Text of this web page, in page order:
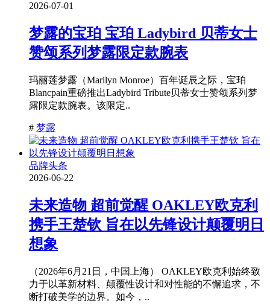
2026-07-01
梦露的宝珀 宝珀 Ladybird 贝蒂女士
赞颂系列梦露限定款腕表
玛丽莲梦露（Marilyn Monroe）百年诞辰之际，宝珀
Blancpain重磅推出Ladybird Tribute贝蒂女士赞颂系列梦
露限定款腕表。该限定..
# 梦露
品牌头条
2026-06-22
未来造物 超前觉醒 OAKLEY欧克利
携手王楚钦 旨在以先锋设计颠覆明日
想象
（2026年6月21日，中国上海） OAKLEY欧克利始终致
力于以革新材料、颠覆性设计和对性能的不懈追求，不
断打破美学的边界。如今，..